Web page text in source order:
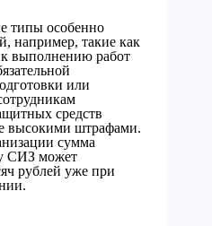
типы особенно
например, такие как
к выполнению работ
или
средств
высокими штрафами.
сумма
СИЗ может
рублей уже при